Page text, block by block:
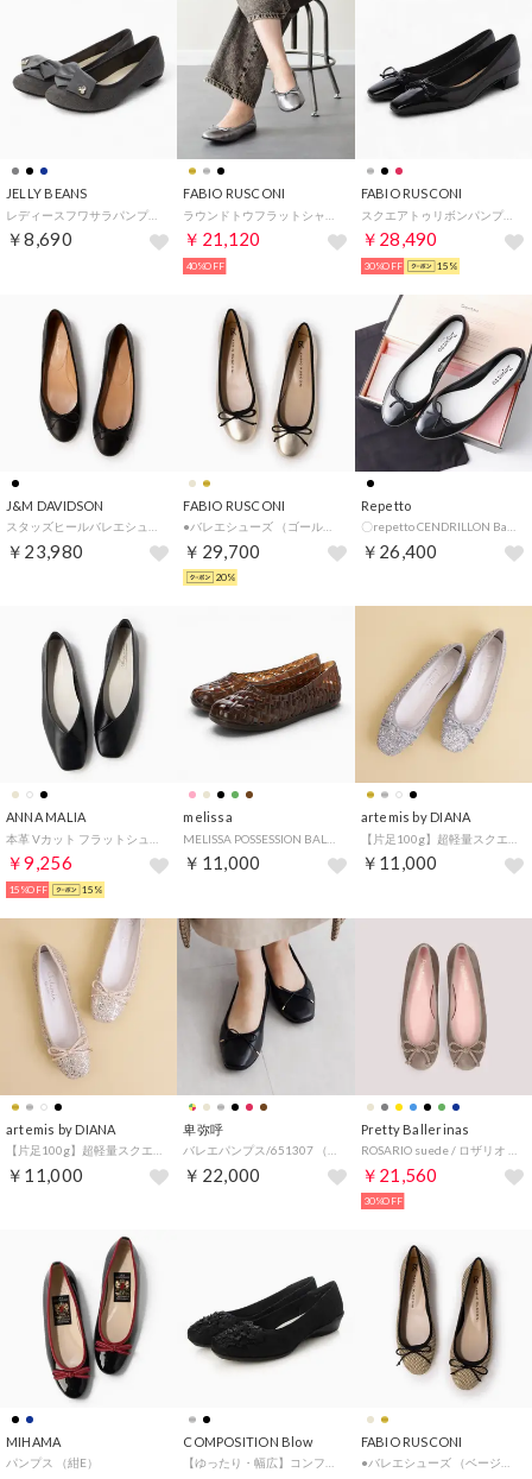
JELLY BEANS
￥8,690
FABIO RUSCONI
￥21,120
40%OFF
FABIO RUSCONI
スクエアトゥリボンパンプス （ブラック）
￥28,490
30%OFF 15%
J&M DAVIDSON
￥23,980
FABIO RUSCONI
￥29,700
20%
Repetto
￥26,400
ANNA MALIA
￥9,256
15%OFF 15%
melissa
￥11,000
artemis by DIANA
￥11,000
artemis by DIANA
￥11,000
卑弥呼
￥22,000
Pretty Ballerinas
￥21,560
30%OFF
MIHAMA
パンプス （紺E）
COMPOSITION Blow FABIO RUSCONI